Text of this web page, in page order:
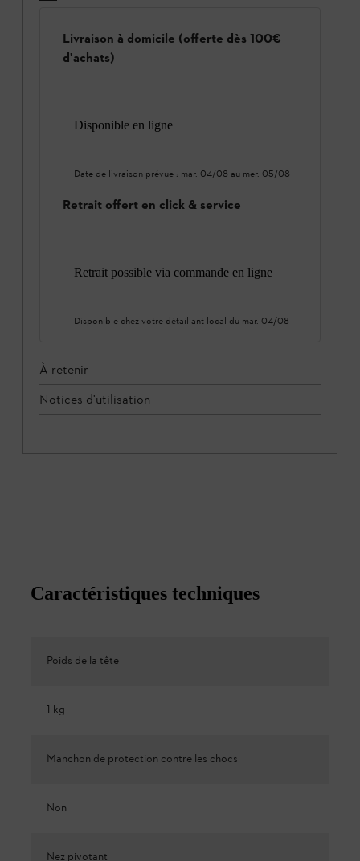
Livraison à domicile (offerte dès 100€
d'achats)
Disponible en ligne
Date de livraison prévue : mar. 04/08 au mer. 05/08
Retrait offert en click & service
Retrait possible via commande en ligne
Disponible chez votre détaillant local du mar. 04/08
À retenir
Notices d'utilisation
Caractéristiques techniques
Poids de la tête
1 kg
Manchon de protection contre les chocs
Non
Nez pivotant